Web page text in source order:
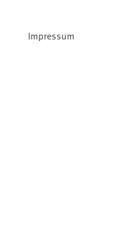
Impressum